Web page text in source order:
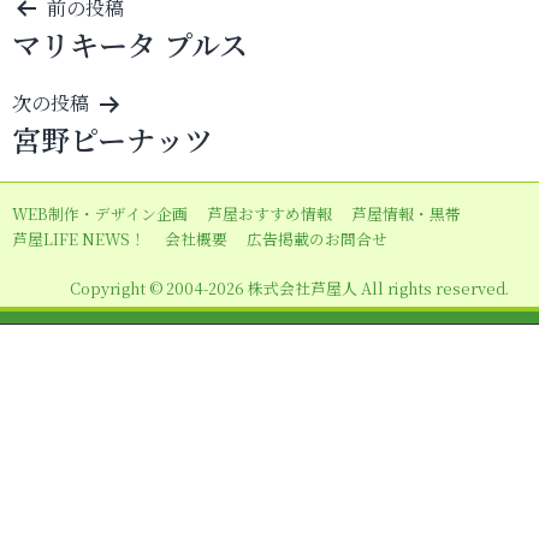
投
稿
ナ
ビ
ゲ
ー
シ
ン
前の投稿
マリキータ プルス
次の投稿
宮野ピーナッツ
WEB制作・デザイン企画 芦屋おすすめ情報
芦屋情報・黒帯
芦屋LIFE NEWS！
会社概要 広告掲載のお問合せ
Copyright © 2004-2026 株式会社芦屋人 All rights reserved.